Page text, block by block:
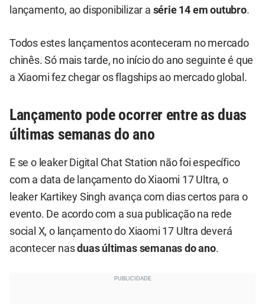
lançamento, ao disponibilizar a série 14 em outubro.
Todos estes lançamentos aconteceram no mercado
chinês. Só mais tarde, no início do ano seguinte é que
a Xiaomi fez chegar os flagships ao mercado global.
Lançamento pode ocorrer entre as duas
últimas semanas do ano
E se o leaker Digital Chat Station não foi específico
com a data de lançamento do Xiaomi 17 Ultra, o
leaker Kartikey Singh avança com dias certos para o
evento. De acordo com a sua publicação na rede
social X, o lançamento do Xiaomi 17 Ultra deverá
acontecer nasduas últimas semanas do ano.